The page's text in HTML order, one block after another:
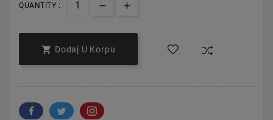
QUANTITY :
 Dodaj U Korpu